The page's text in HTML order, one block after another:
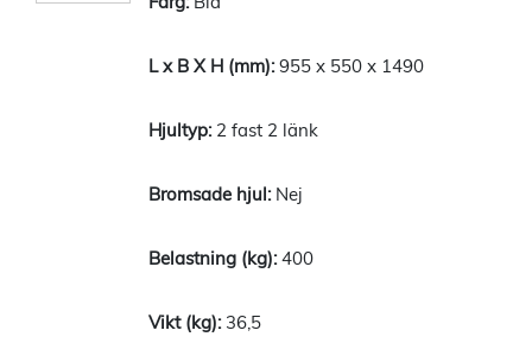
955 x 550 x 1490
2 fast 2 länk
Nej
400
36,5